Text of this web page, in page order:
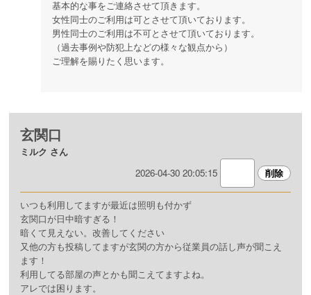
基本的な事をご連絡させて頂きます。
女性同士のご利用は可とさせて頂いております。
男性同士のご利用は不可とさせて頂いております。
（過去事例や防犯上などの様々な観点から）
ご理解を賜りたく思います。
玄関口
ミルク さん
2026-04-30 20:05:15
いつも利用してますが最近は照明も付かず
玄関口が日中暗すぎる！
暗くて見えない。改善してください
又他の方も投稿してますが玄関の方から従業員の話し声が聞こえ
ます！
利用してる部屋の声とかも聞こえてますよね。
アレでは困ります。